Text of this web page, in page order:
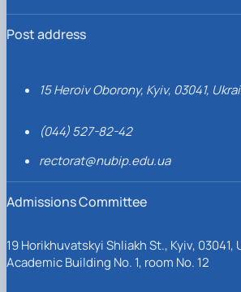
Post address
15 Heroiv Oborony, Kyiv, 03041,
(044) 527-82-42
rectorat@nubip.edu.ua
Admissions Committee
19 Horikhuvatskyi Shliakh St., Kyiv, 03041,
Academic Building No. 1, room No. 12